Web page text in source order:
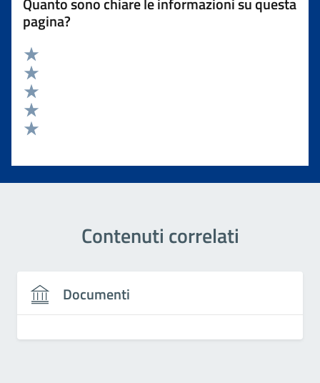
pagina?
Valuta 5 stelle su 5
Valuta 4 stelle su 5
Valuta 3 stelle su 5
Valuta 2 stelle su 5
Contenuti correlati
Documenti